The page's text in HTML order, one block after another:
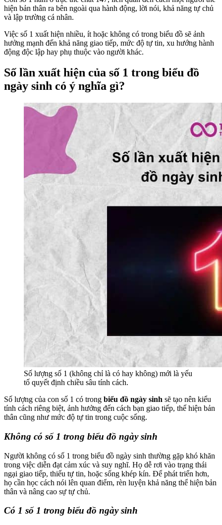
hiện bản thân ra bên ngoài qua hành động, lời nói, khả năng tự chủ
và lập trường cá nhân.
Việc số 1 xuất hiện nhiều, ít hoặc không có trong biểu đồ sẽ ảnh
hưởng mạnh đến khả năng giao tiếp, mức độ tự tin, xu hướng hành
động độc lập hay phụ thuộc vào người khác.
Số lần xuất hiện của số 1 trong biểu đồ
ngày sinh có ý nghĩa gì?
Số lượng số 1 (không chỉ là có hay không) mới là yếu
tố quyết định chiều sâu tính cách.
Số lượng của con số 1 có trong biểu đồ ngày sinh sẽ tạo nên kiểu
tính cách riêng biệt, ảnh hưởng đến cách bạn giao tiếp, thể hiện bản
thân cũng như mức độ tự tin trong cuộc sống.
Không có số 1 trong biểu đồ ngày sinh
Người không có số 1 trong biểu đồ ngày sinh thường gặp khó khăn
trong việc diễn đạt cảm xúc và suy nghĩ. Họ dễ rơi vào trạng thái
ngại giao tiếp, thiếu tự tin, hoặc sống khép kín. Để phát triển hơn,
họ cần học cách nói lên quan điểm, rèn luyện khả năng thể hiện bản
thân và nâng cao sự tự chủ.
Có 1 số 1 trong biểu đồ ngày sinh